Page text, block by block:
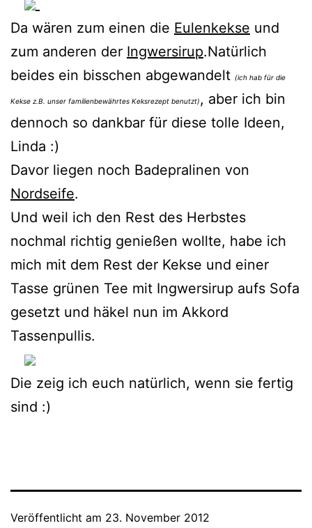
Da wären zum einen die Eulenkekse und
zum anderen der Ingwersirup.Natürlich
beides ein bisschen abgewandelt (ich hab für die
Kekse z.B. unser familienbewährtes Keksrezept benutzt) , aber ich bin
dennoch so dankbar für diese tolle Ideen,
Linda :)
Davor liegen noch Badepralinen von
Nordseife.
Und weil ich den Rest des Herbstes
nochmal richtig genießen wollte, habe ich
mich mit dem Rest der Kekse und einer
Tasse grünen Tee mit Ingwersirup aufs Sofa
gesetzt und häkel nun im Akkord
Tassenpullis.
Die zeig ich euch natürlich, wenn sie fertig
sind :)
Veröffentlicht am 23. November 2012